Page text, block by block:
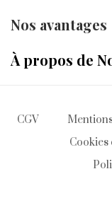
Nos avantages
À propos de
CGV